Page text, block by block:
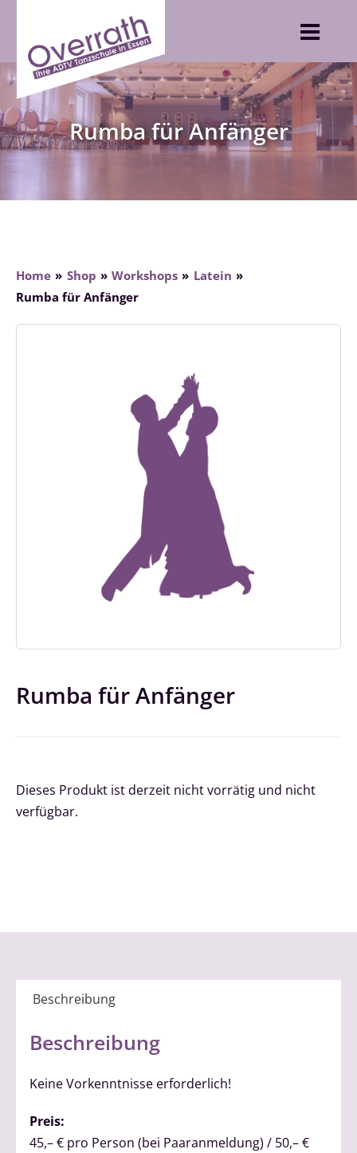
content
Rumba für Anfänger
Home Shop Workshops
Latein
Rumba für Anfänger
Rumba für Anfänger
Dieses Produkt ist derzeit nicht vorrätig und nicht
verfügbar.
Beschreibung
Beschreibung
Keine Vorkenntnisse erforderlich!
Preis:
45,– € pro Person (bei Paaranmeldung) / 50,– €